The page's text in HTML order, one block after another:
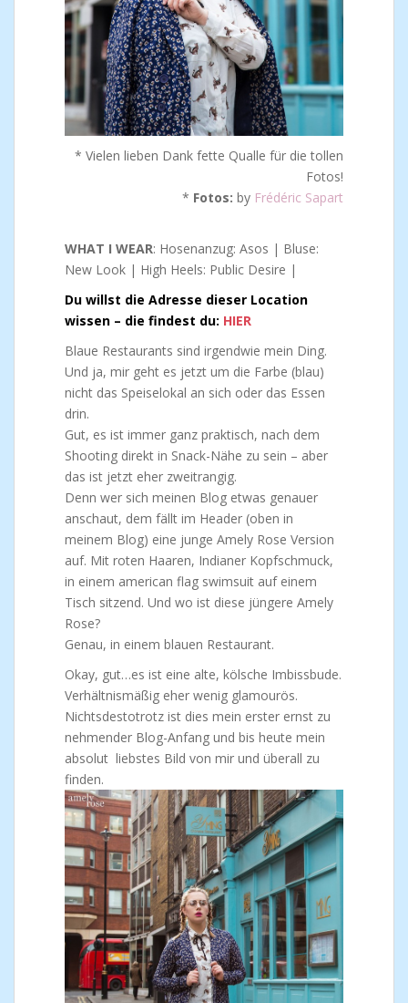
* Vielen lieben Dank fette Qualle für die tollen
Fotos!
* Fotos: by Frédéric Sapart
WHAT I WEAR: Hosenanzug: Asos | Bluse:
New Look | High Heels: Public Desire |
Du willst die Adresse dieser Location
wissen – die findest du: HIER
Blaue Restaurants sind irgendwie mein Ding.
Und ja, mir geht es jetzt um die Farbe (blau)
nicht das Speiselokal an sich oder das Essen
drin.
Gut, es ist immer ganz praktisch, nach dem
Shooting direkt in Snack-Nähe zu sein – aber
das ist jetzt eher zweitrangig.
Denn wer sich meinen Blog etwas genauer
anschaut, dem fällt im Header (oben in
meinem Blog) eine junge Amely Rose Version
auf. Mit roten Haaren, Indianer Kopfschmuck,
in einem american flag swimsuit auf einem
Tisch sitzend. Und wo ist diese jüngere Amely
Rose?
Genau, in einem blauen Restaurant.
Okay, gut…es ist eine alte, kölsche Imbissbude.
Verhältnismäßig eher wenig glamourös.
Nichtsdestotrotz ist dies mein erster ernst zu
nehmender Blog-Anfang und bis heute mein
absolut liebstes Bild von mir und überall zu
finden.